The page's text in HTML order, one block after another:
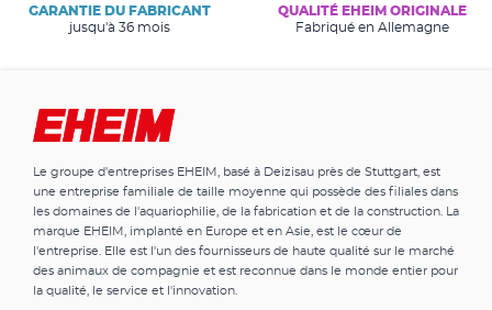
GARANTIE DU FABRICANT
jusqu'à 36 mois
QUALITÉ EHEIM ORIGINALE
Fabriqué en Allemagne
Le groupe d'entreprises EHEIM, basé à Deizisau près de Stuttgart, est
une entreprise familiale de taille moyenne qui possède des filiales dans
les domaines de l'aquariophilie, de la fabrication et de la construction. La
marque EHEIM, implanté en Europe et en Asie, est le cœur de
l'entreprise. Elle est l'un des fournisseurs de haute qualité sur le marché
des animaux de compagnie et est reconnue dans le monde entier pour
la qualité, le service et l'innovation.